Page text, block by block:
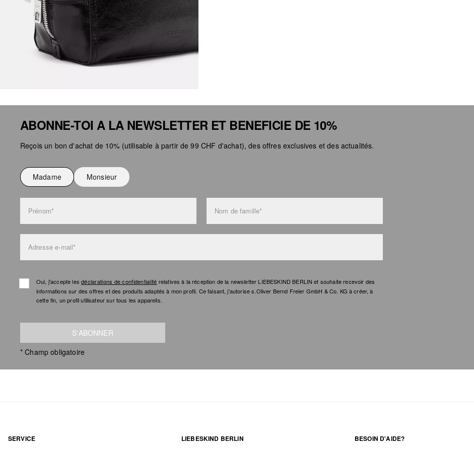
ABONNE-TOI A LA NEWSLETTER ET BENEFICIE DE 10%
Reçois un bon d'achat de 10% (utilisable à partir de 99 CHF d'achat), des offres exclusives et des actualités.
Madame Monsieur
Prénom* Nom de famille*
Adresse e-mail*
Oui, j'accepte lesdéclarations de confidentialité relatives à la réception de la newsletter LIEBESKIND BERLIN et souhaite recevoir des
informations sur des offres et des produits adaptés à mon profil. Ce faisant, j'autorise s.Oliver Bernd Freier GmbH & Co. KG à créer, à
cette fin, un profil utilisateur sur tous les appareils.
S'ABONNER
* Champ obligatoire
SERVICE LIEBESKIND BERLIN BESOIN D'AIDE?